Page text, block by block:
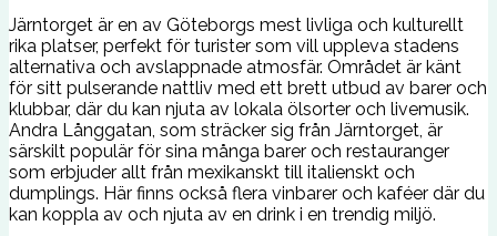
Järntorget är en av Göteborgs mest livliga och kulturellt
rika platser, perfekt för turister som vill uppleva stadens
alternativa och avslappnade atmosfär. Området är känt
för sitt pulserande nattliv med ett brett utbud av barer och
klubbar, där du kan njuta av lokala ölsorter och livemusik.
Andra Långgatan, som sträcker sig från Järntorget, är
särskilt populär för sina många barer och restauranger
som erbjuder allt från mexikanskt till italienskt och
dumplings. Här finns också flera vinbarer och kaféer där du
kan koppla av och njuta av en drink i en trendig miljö.